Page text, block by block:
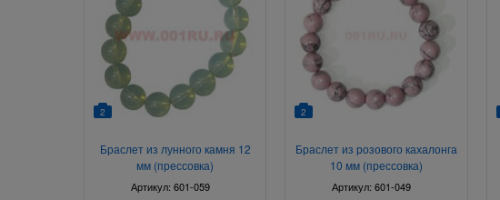
2
Браслет из лунного камня 12
мм (прессовка)
Артикул:601-059
2
Браслет из розового кахалонга
10 мм (прессовка)
Артикул:601-049